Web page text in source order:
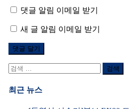
댓글 알림 이메일 받기
새 글 알림 이메일 받기
검
어:
최근 뉴스